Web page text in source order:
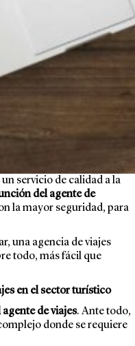
servicio de calidad a la
del agente de
la mayor seguridad, para
una agencia de viajes
todo, más fácil que
en el sector turístico
de viajes. Ante todo,
donde se requiere